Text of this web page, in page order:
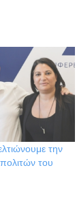
την
του